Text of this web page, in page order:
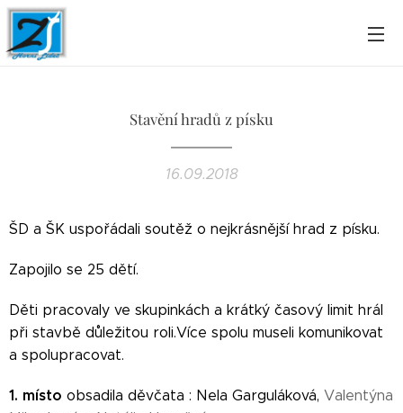
Stavění hradů z písku
16.09.2018
ŠD a ŠK uspořádali soutěž o nejkrásnější hrad z písku.
Zapojilo se 25 dětí.
Děti pracovaly ve skupinkách a krátký časový limit hrál
při stavbě důležitou roli.Více spolu museli komunikovat
a spolupracovat.
1. místo obsadila děvčata : Nela Garguláková, Valentýna